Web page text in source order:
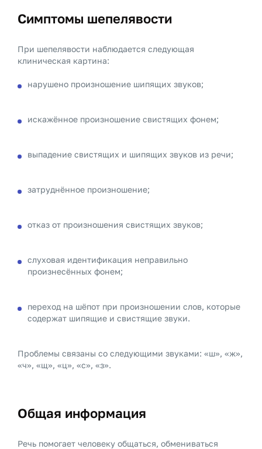
Симптомы шепелявости
При шепелявости наблюдается следующая
клиническая картина:
нарушено произношение шипящих звуков;
искажённое произношение свистящих фонем;
выпадение свистящих и шипящих звуков из речи;
затруднённое произношение;
отказ от произношения свистящих звуков;
слуховая идентификация неправильно
произнесённых фонем;
переход на шёпот при произношении слов, которые
содержат шипящие и свистящие звуки.
Проблемы связаны со следующими звуками: «ш», «ж»,
«ч», «щ», «ц», «с», «з».
Общая информация
Речь помогает человеку общаться, обмениваться